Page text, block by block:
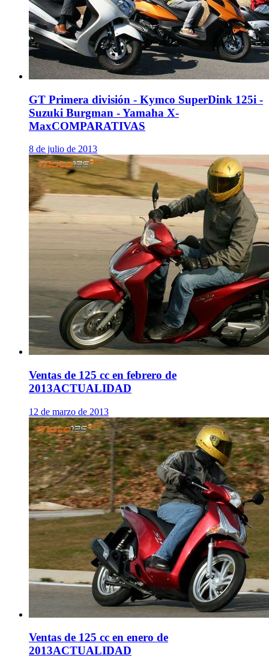
GT Primera división - Kymco SuperDink 125i -
Suzuki Burgman - Yamaha X-
MaxCOMPARATIVAS
8 de julio de 2013
Ventas de 125 cc en febrero de
2013ACTUALIDAD
12 de marzo de 2013
Ventas de 125 cc en enero de
2013ACTUALIDAD